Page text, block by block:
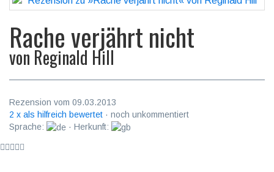
Rache verjährt nicht
von Reginald Hill
Rezension vom 09.03.2013
2 x als hilfreich bewertet · noch unkommentiert
Sprache:
· Herkunft: